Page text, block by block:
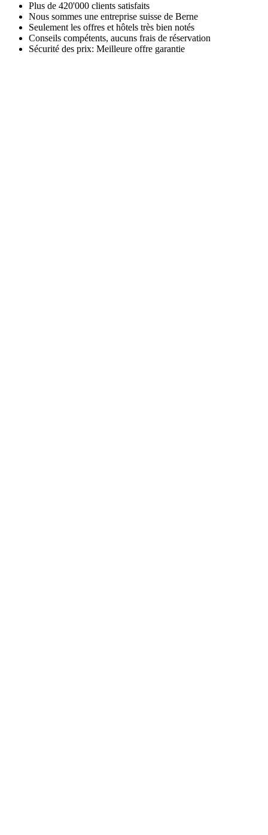
Plus de 420'000 clients satisfaits
Nous sommes une entreprise suisse de Berne
Seulement les offres et hôtels très bien notés
Conseils compétents, aucuns frais de réservation
Sécurité des prix: Meilleure offre garantie